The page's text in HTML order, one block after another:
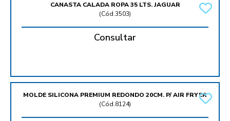
CANASTA CALADA ROPA 35 LTS. JAGUAR
(Cód.3503)
Consultar
MOLDE SILICONA PREMIUM REDONDO 20CM. P/ AIR FRYER
(Cód.8124)